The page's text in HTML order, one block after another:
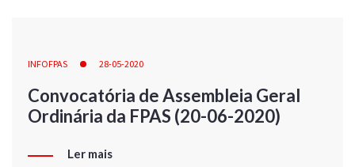
INFOFPAS 28-05-2020
Convocatória de Assembleia Geral
Ordinária da FPAS (20-06-2020)
Ler mais